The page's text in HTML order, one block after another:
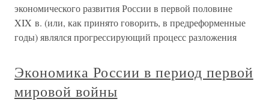
экономического развития России в первой половине
XIX в. (или, как принято говорить, в предреформенные
годы) являлся прогрессирующий процесс разложения
Экономика России в период первой
мировой войны